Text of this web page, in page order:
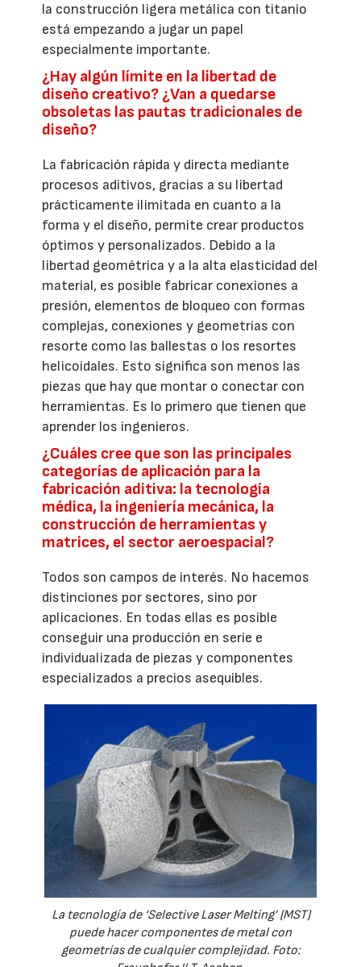
la construcción ligera metálica con titanio
está empezando a jugar un papel
especialmente importante.
¿Hay algún límite en la libertad de
diseño creativo? ¿Van a quedarse
obsoletas las pautas tradicionales de
diseño?
La fabricación rápida y directa mediante
procesos aditivos, gracias a su libertad
prácticamente ilimitada en cuanto a la
forma y el diseño, permite crear productos
óptimos y personalizados. Debido a la
libertad geométrica y a la alta elasticidad del
material, es posible fabricar conexiones a
presión, elementos de bloqueo con formas
complejas, conexiones y geometrías con
resorte como las ballestas o los resortes
helicoidales. Esto significa son menos las
piezas que hay que montar o conectar con
herramientas. Es lo primero que tienen que
aprender los ingenieros.
¿Cuáles cree que son las principales
categorías de aplicación para la
fabricación aditiva: la tecnología
médica, la ingeniería mecánica, la
construcción de herramientas y
matrices, el sector aeroespacial?
Todos son campos de interés. No hacemos
distinciones por sectores, sino por
aplicaciones. En todas ellas es posible
conseguir una producción en serie e
individualizada de piezas y componentes
especializados a precios asequibles.
La tecnología de ‘Selective Laser Melting’ (MST)
puede hacer componentes de metal con
geometrías de cualquier complejidad. Foto: